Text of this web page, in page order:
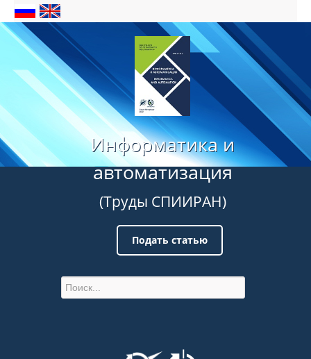
Информатика и
автоматизация
(Труды СПИИРАН)
Подать статью